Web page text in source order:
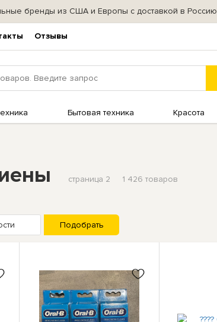
бренды из США и Европы с доставкой в Россию
Отзывы
Бытовая техника Красота
страница 2 1 426 товаров